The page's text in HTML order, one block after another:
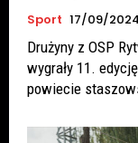
Sport 17/09/2024
Drużyny z OSP
wygrały 11.
powiecie